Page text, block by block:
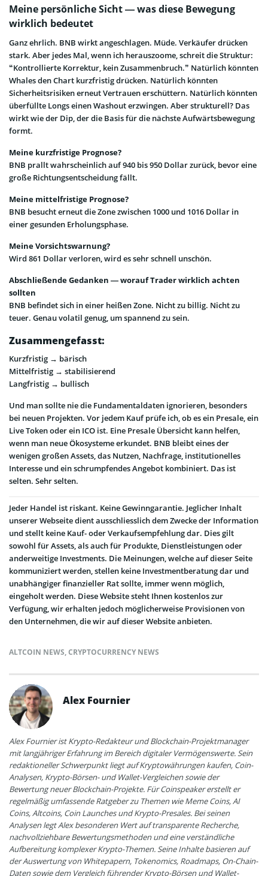
Meine persönliche Sicht — was diese Bewegung
wirklich bedeutet
Ganz ehrlich. BNB wirkt angeschlagen. Müde. Verkäufer drücken
stark. Aber jedes Mal, wenn ich herauszoome, schreit die Struktur:
“Kontrollierte Korrektur, kein Zusammenbruch.” Natürlich könnten
Whales den Chart kurzfristig drücken. Natürlich könnten
Sicherheitsrisiken erneut Vertrauen erschüttern. Natürlich könnten
überfüllte Longs einen Washout erzwingen. Aber strukturell? Das
wirkt wie der Dip, der die Basis für die nächste Aufwärtsbewegung
formt.
Meine kurzfristige Prognose?
BNB prallt wahrscheinlich auf 940 bis 950 Dollar zurück, bevor eine
große Richtungsentscheidung fällt.
Meine mittelfristige Prognose?
BNB besucht erneut die Zone zwischen 1000 und 1016 Dollar in
einer gesunden Erholungsphase.
Meine Vorsichtswarnung?
Wird 861 Dollar verloren, wird es sehr schnell unschön.
Abschließende Gedanken — worauf Trader wirklich achten
sollten
BNB befindet sich in einer heißen Zone. Nicht zu billig. Nicht zu
teuer. Genau volatil genug, um spannend zu sein.
Zusammengefasst:
Kurzfristig → bärisch
Mittelfristig → stabilisierend
Langfristig → bullisch
Und man sollte nie die Fundamentaldaten ignorieren, besonders
bei neuen Projekten. Vor jedem Kauf prüfe ich, ob es ein Presale, ein
Live Token oder ein ICO ist. Eine Presale Übersicht kann helfen,
wenn man neue Ökosysteme erkundet. BNB bleibt eines der
wenigen großen Assets, das Nutzen, Nachfrage, institutionelles
Interesse und ein schrumpfendes Angebot kombiniert. Das ist
selten. Sehr selten.
Jeder Handel ist riskant. Keine Gewinngarantie. Jeglicher Inhalt
unserer Webseite dient ausschliesslich dem Zwecke der Information
und stellt keine Kauf- oder Verkaufsempfehlung dar. Dies gilt
sowohl für Assets, als auch für Produkte, Dienstleistungen oder
anderweitige Investments. Die Meinungen, welche auf dieser Seite
kommuniziert werden, stellen keine Investmentberatung dar und
unabhängiger finanzieller Rat sollte, immer wenn möglich,
eingeholt werden. Diese Website steht Ihnen kostenlos zur
Verfügung, wir erhalten jedoch möglicherweise Provisionen von
den Unternehmen, die wir auf dieser Website anbieten.
ALTCOIN NEWS,CRYPTOCURRENCY NEWS
Alex Fournier
Alex Fournier ist Krypto-Redakteur und Blockchain-Projektmanager
mit langjähriger Erfahrung im Bereich digitaler Vermögenswerte. Sein
redaktioneller Schwerpunkt liegt auf Kryptowährungen kaufen, Coin-
Analysen, Krypto-Börsen- und Wallet-Vergleichen sowie der
Bewertung neuer Blockchain-Projekte. Für Coinspeaker erstellt er
regelmäßig umfassende Ratgeber zu Themen wie Meme Coins, AI
Coins, Altcoins, Coin Launches und Krypto-Presales. Bei seinen
Analysen legt Alex besonderen Wert auf transparente Recherche,
nachvollziehbare Bewertungsmethoden und eine verständliche
Aufbereitung komplexer Krypto-Themen. Seine Inhalte basieren auf
der Auswertung von Whitepapern, Tokenomics, Roadmaps, On-Chain-
Daten sowie dem Vergleich führender Krypto-Börsen und Wallet-